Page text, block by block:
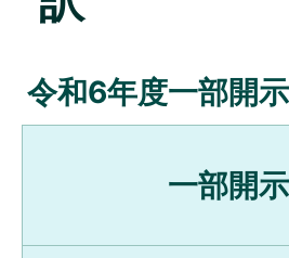
令和6年度一部開
一部開